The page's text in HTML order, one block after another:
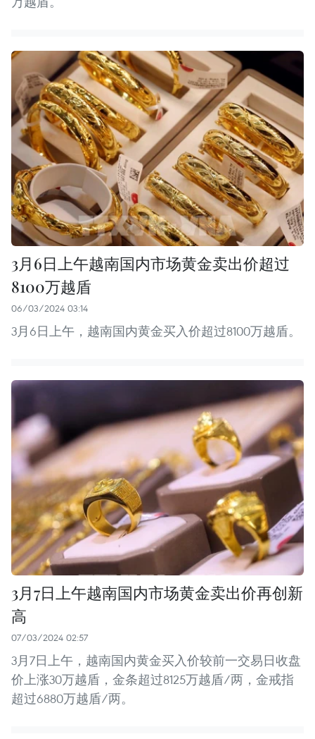
3月6日上午越南国内市场黄金卖出价超过
8100万越盾
06/03/2024 03:14
3月6日上午，越南国内黄金买入价超过8100万越盾。
3月7日上午越南国内市场黄金卖出价再创新
高
07/03/2024 02:57
3月7日上午，越南国内黄金买入价较前一交易日收盘
价上涨30万越盾，金条超过8125万越盾/两，金戒指
超过6880万越盾/两。